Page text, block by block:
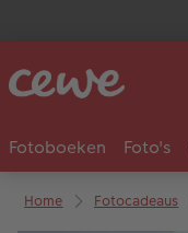
Fotoboeken Foto's
Home Fotocadeaus